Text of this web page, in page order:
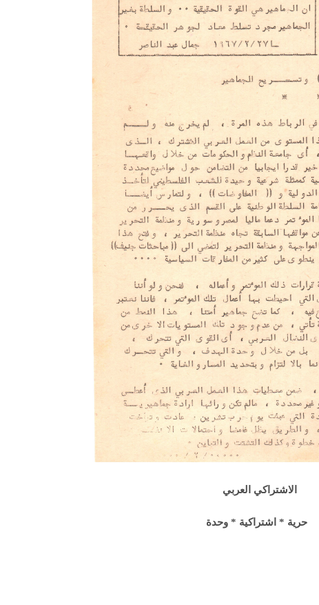
الاشتراكي العربي
حرية * اشتراكية * وحدة
قمة الرياض: أقوال تنتظر أفعالاً
تعيينات ترامب: أنت لا تجني من الشوك العنب!
نوفمبر 27, 2024
ابن بطوطة عند تخوم سيبيريا!
نوفمبر 27, 2024
انجازات نتنياهو !
نوفمبر 27, 2024